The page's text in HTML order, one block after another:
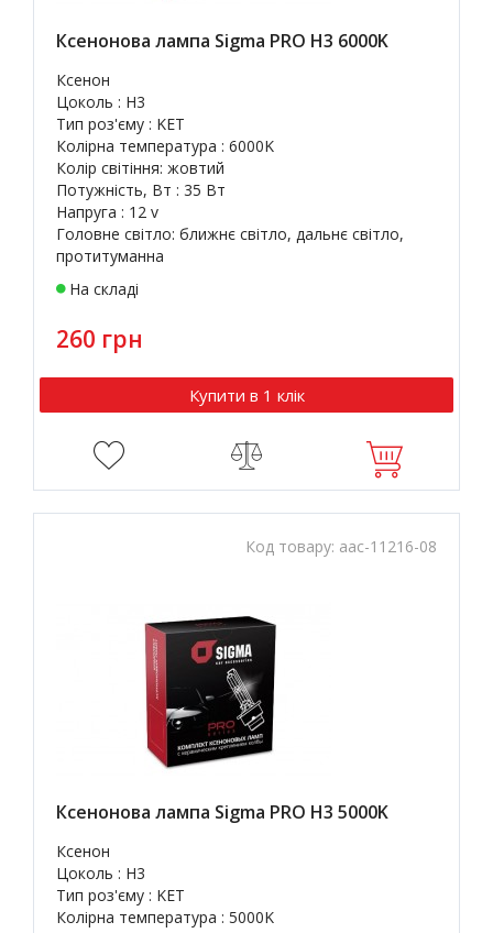
Ксенонова лампа Sigma PRO H3 6000K
Ксенон
Цоколь : H3
Тип роз'єму : KET
Колірна температура : 6000K
Колір світіння: жовтий
Потужність, Вт : 35 Вт
Напруга : 12 v
Головне світло: ближнє світло, дальнє світло,
протитуманна
На складі
260 грн
Купити в 1 клік
Код товару: aac-11216-08
Ксенонова лампа Sigma PRO H3 5000K
Ксенон
Цоколь : H3
Тип роз'єму : KET
Колірна температура : 5000K